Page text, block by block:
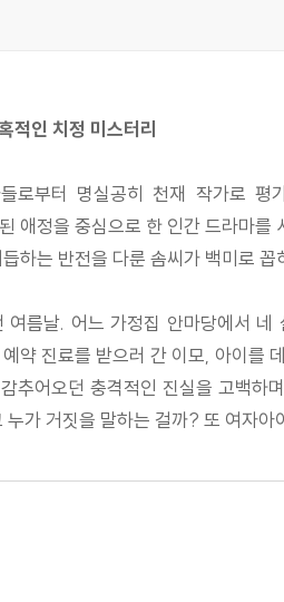
적인 치정 미스터리
로부터 명실공히 천재 작가로
애정을 중심으로 한 인간 드라마
하는 반전을 다룬 솜씨가 백미로 꼽
여름날. 어느 가정집 안마당에서
약 진료를 받으러 간 이모, 아이를
추어오던 충격적인 진실을 고백
가 거짓을 말하는 걸까? 또 여자